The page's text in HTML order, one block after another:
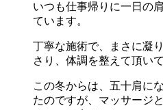
いつも仕事帰りに一日の
ています。
丁寧な施術で、まさに凝
さり、体調を整えて頂い
この冬からは、五十肩に
たのですが、マッサージ